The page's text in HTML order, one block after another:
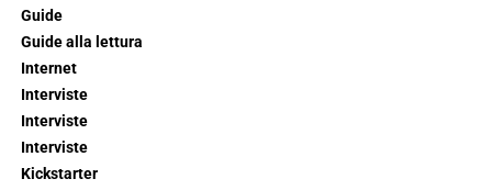
Guide
Guide alla lettura
Internet
Interviste
Interviste
Interviste
Kickstarter